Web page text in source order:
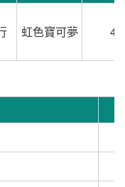
虹色寶可夢